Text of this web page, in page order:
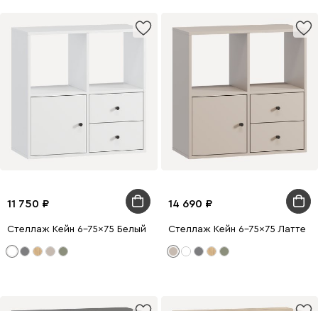
11 750
Стеллаж Кейн 6-75x75 Белый
14 690
Стеллаж Кейн 6-75x75 Латте